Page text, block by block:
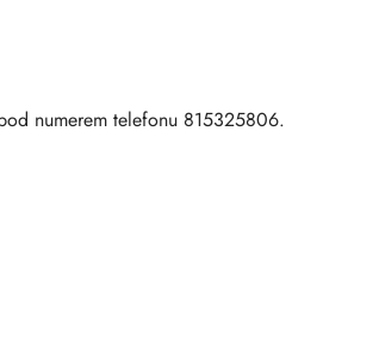
numerem telefonu 815325806.